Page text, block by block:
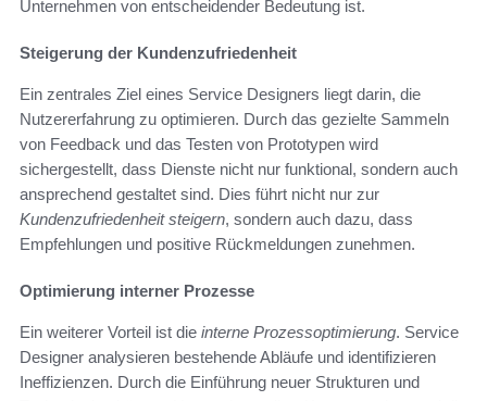
Unternehmen von entscheidender Bedeutung ist.
Steigerung der Kundenzufriedenheit
Ein zentrales Ziel eines Service Designers liegt darin, die
Nutzererfahrung zu optimieren. Durch das gezielte Sammeln
von Feedback und das Testen von Prototypen wird
sichergestellt, dass Dienste nicht nur funktional, sondern auch
ansprechend gestaltet sind. Dies führt nicht nur zur
Kundenzufriedenheit steigern, sondern auch dazu, dass
Empfehlungen und positive Rückmeldungen zunehmen.
Optimierung interner Prozesse
Ein weiterer Vorteil ist die interne Prozessoptimierung. Service
Designer analysieren bestehende Abläufe und identifizieren
Ineffizienzen. Durch die Einführung neuer Strukturen und